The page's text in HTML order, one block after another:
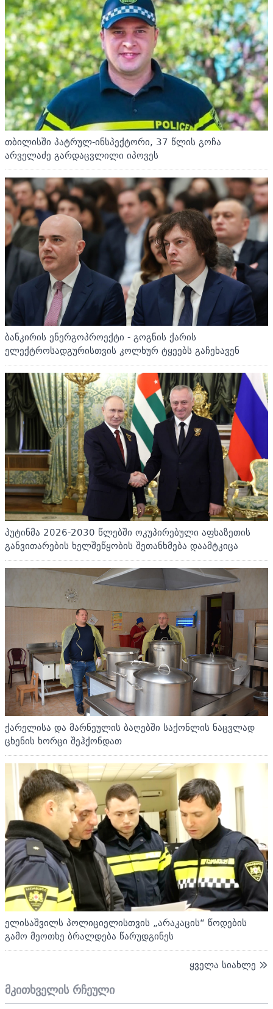
თბილისში პატრულ-ინსპექტორი, 37 წლის გოჩა
არველაძე გარდაცვლილი იპოვეს
ბანკირის ენერგოპროექტი - გოგნის ქარის
ელექტროსადგურისთვის კოლხურ ტყეებს გაჩეხავენ
პუტინმა 2026-2030 წლებში ოკუპირებული აფხაზეთის
განვითარების ხელშეწყობის შეთანხმება დაამტკიცა
ქარელისა და მარნეულის ბაღებში საქონლის ნაცვლად
ცხენის ხორცი შეჰქონდათ
ელისაშვილს პოლიციელისთვის „არაკაცის“ წოდების
გამო მეოთხე ბრალდება წარუდგინეს
ყველა სიახლე
მკითხველის რჩეული